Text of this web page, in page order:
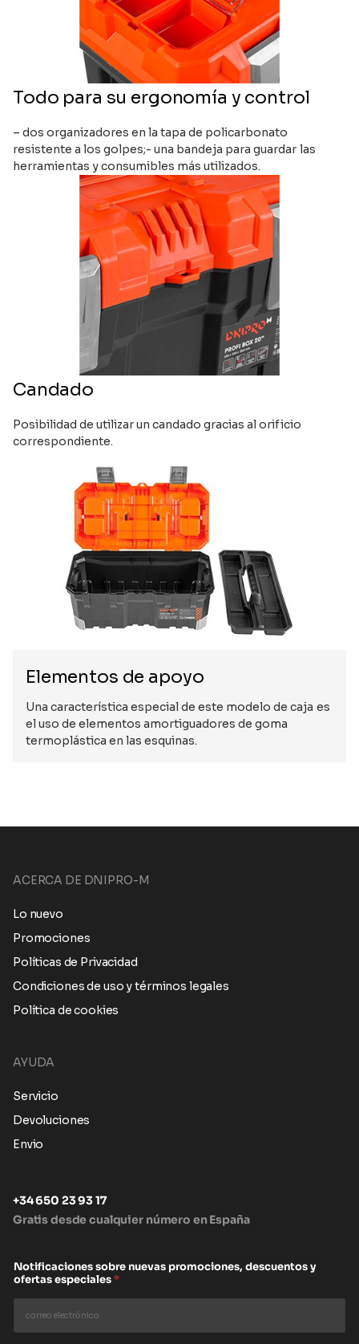
Todo para su ergonomía y control
– dos organizadores en la tapa de policarbonato
resistente a los golpes;- una bandeja para guardar las
herramientas y consumibles más utilizados.
Candado
Posibilidad de utilizar un candado gracias al orificio
correspondiente.
Elementos de apoyo
Una característica especial de este modelo de caja es
el uso de elementos amortiguadores de goma
termoplástica en las esquinas.
ACERCA DE DNIPRO-M
Lo nuevo
Promociones
Políticas de Privacidad
Condiciones de uso y términos legales
Política de cookies
AYUDA
Servicio
Devoluciones
Envio
+34 650 23 93 17
Gratis desde cualquier número en España
Notificaciones sobre nuevas promociones, descuentos y
ofertas especiales*